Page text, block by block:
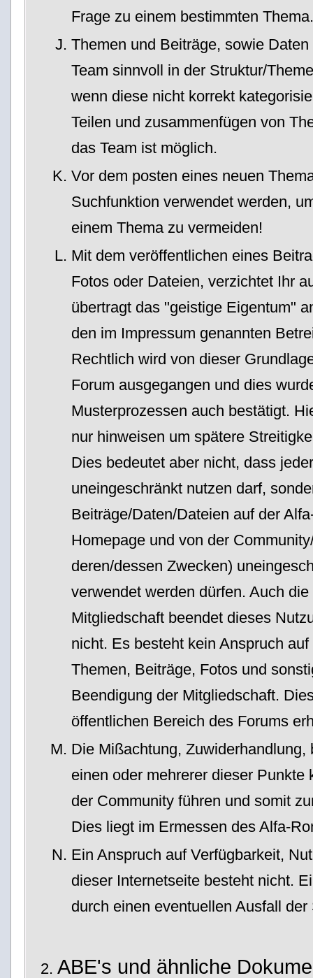
Frage zu einem bestimmten Thema.
Themen und Beiträge, sowie
Team sinnvoll in der Struktur/
wenn diese nicht korrekt
Teilen und zusammenfügen von
das Team ist möglich.
Vor dem posten eines neuen
Suchfunktion verwendet werden,
einem Thema zu vermeiden!
Mit dem veröffentlichen eines
Fotos oder Dateien, verzichtet Ihr
übertragt das "geistige Eigentum"
den im Impressum genannten
Rechtlich wird von dieser
Forum ausgegangen und dies
Musterprozessen auch bestätigt.
nur hinweisen um spätere
Dies bedeutet aber nicht, dass
uneingeschränkt nutzen darf,
Beiträge/Daten/Dateien auf der
Homepage und von der
deren/dessen Zwecken)
verwendet werden dürfen. Auch
Mitgliedschaft beendet dieses
nicht. Es besteht kein Anspruch
Themen, Beiträge, Fotos und
Beendigung der Mitgliedschaft.
öffentlichen Bereich des Forums
Die Mißachtung, Zuwiderhandlung,
einen oder mehrerer dieser Punkte
der Community führen und somit
Dies liegt im Ermessen des Alfa-
Ein Anspruch auf Verfügbarkeit,
dieser Internetseite besteht nicht.
durch einen eventuellen Ausfall
ABE's und ähnliche